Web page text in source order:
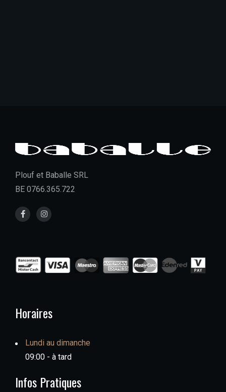
Plouf et Baballe SRL
BE 0766.365.722
Horaires
Lundi au dimanche
09:00 - à tard
Infos Pratiques